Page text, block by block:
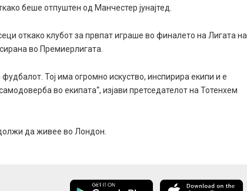
беше отпуштен од Манчестер јунајтед.
откако клубот за првпат играше во финалето на Лигата на
во Премиерлигата.
Тој има огромно искуство, инспирира екипи и е
во екипата“, изјави претседателот на Тотенхем
да живее во Лондон.